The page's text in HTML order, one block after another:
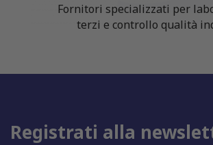
Fornitori specializzati per
terzi e controllo qualità
Registrati alla